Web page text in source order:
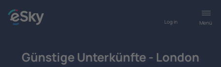
Menü
Log in
Günstige Unterkünfte - London